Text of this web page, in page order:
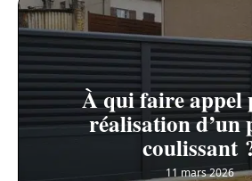
À qui faire appel
réalisation d’un
coulissant
11 mars 2026